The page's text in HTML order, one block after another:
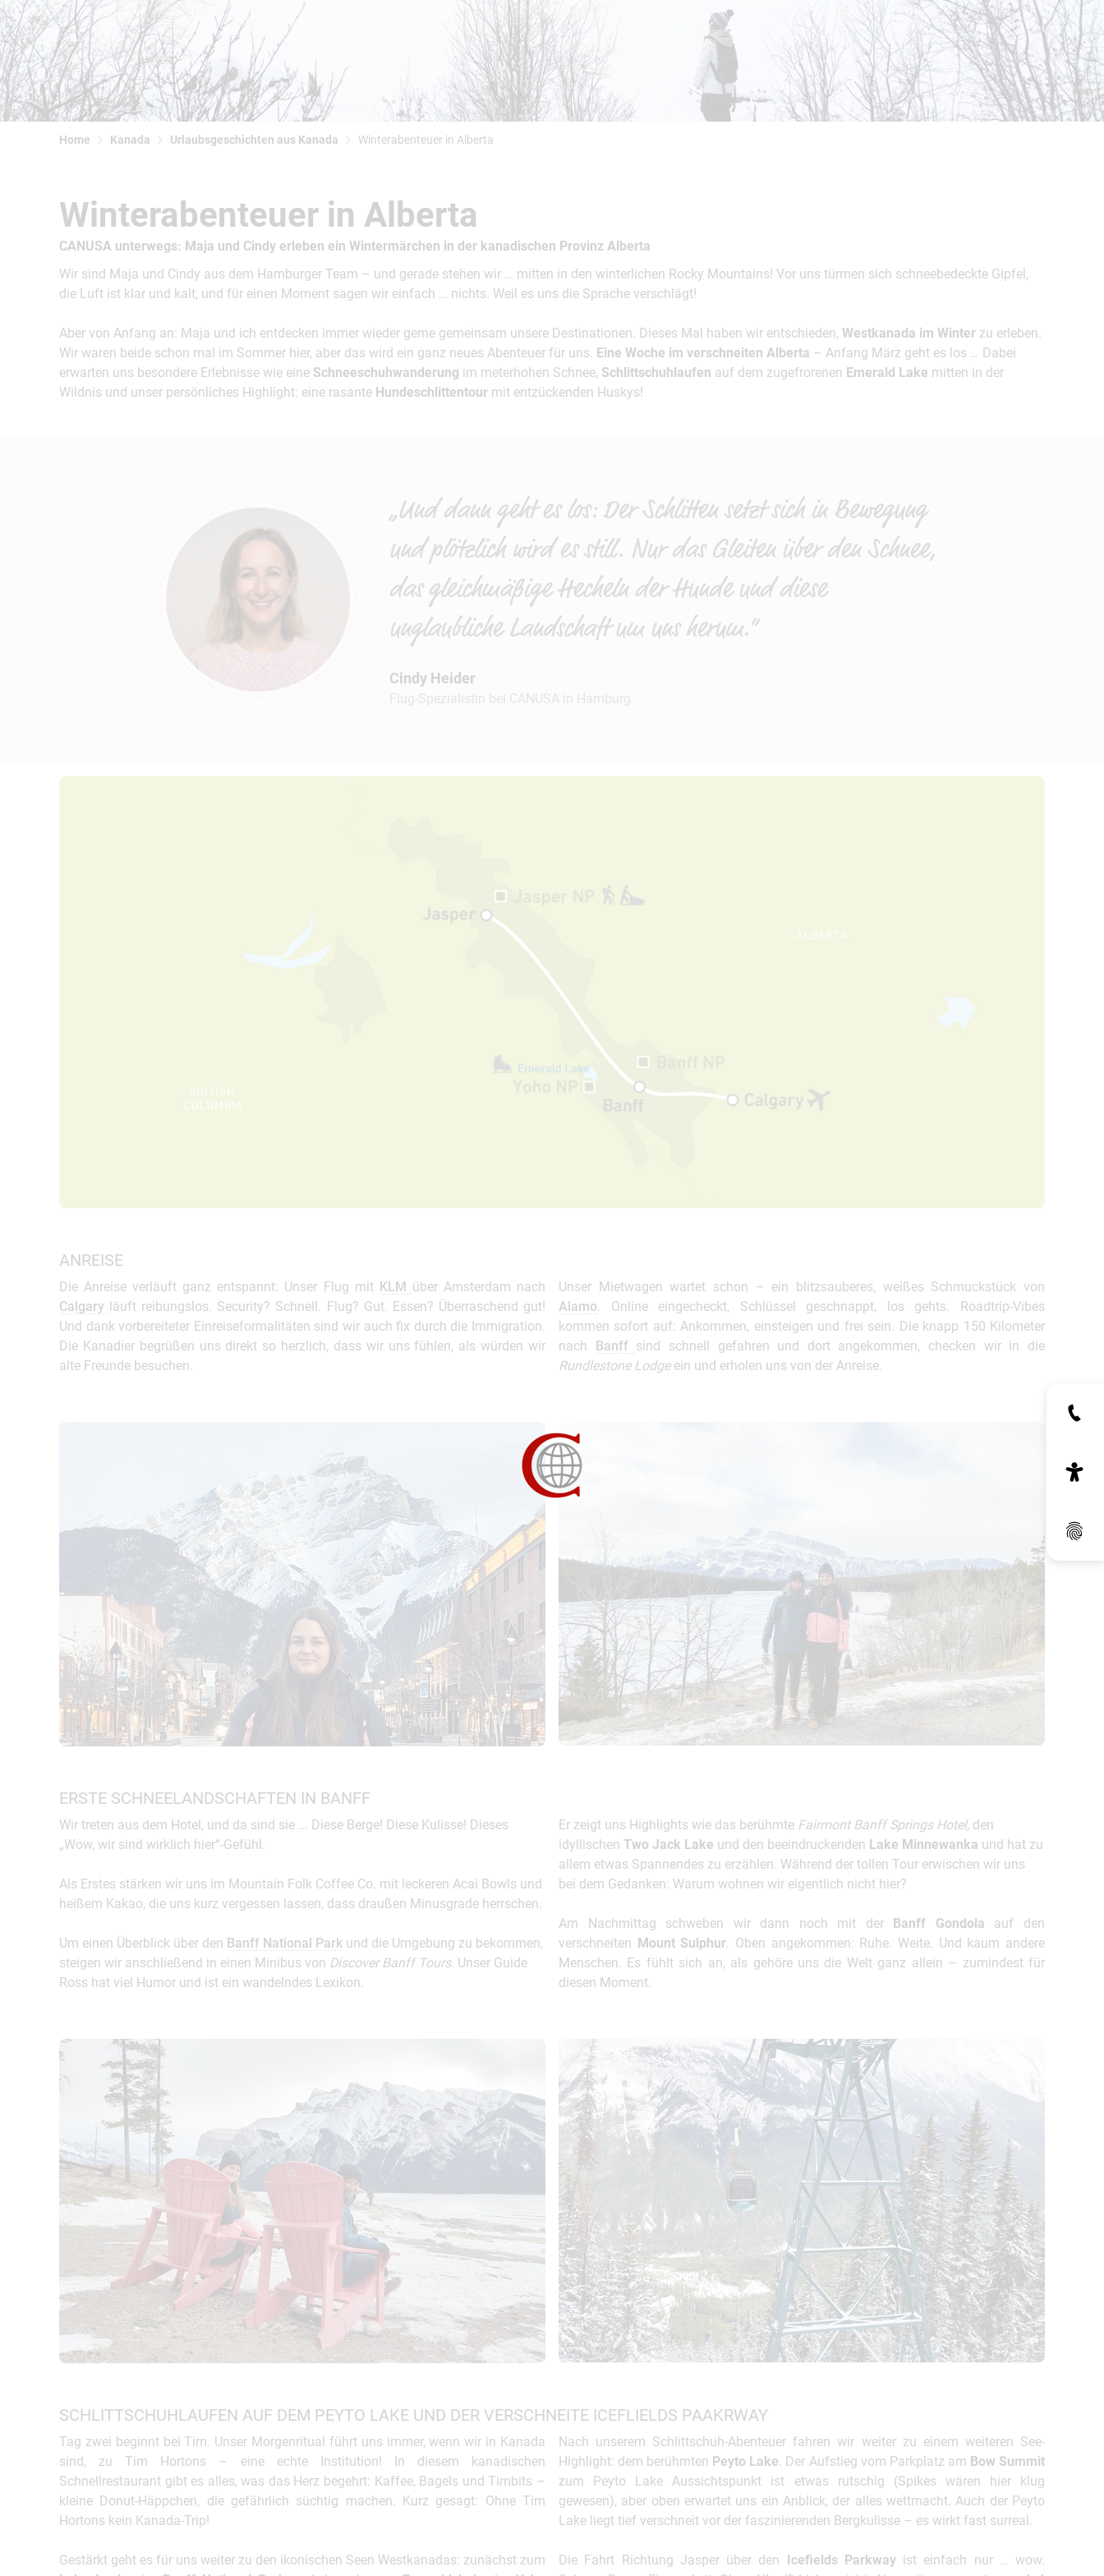
Hawaii
© Shutterstock
Busreisen
© Chris Frey
Skireisen
Weitere Reisearten
© Shutterstock-06pho...
Weitere Leistungen
Routen­vorschläge
© Swissmediavision/ ...
CANUSA-Magazin
Insidertipps
Reisebüro-Service
Über uns
News
Häufig gestellte Fragen
Home Kanada Urlaubsgeschichten aus Kanada Winterabenteuer in Alberta
Winterabenteuer in Alberta
CANUSA unterwegs: Maja und Cindy erleben ein Wintermärchen in der kanadischen Provinz Alberta
Wir sind Maja und Cindy aus dem Hamburger Team – und gerade stehen wir … mitten in den winterlichen Rocky Mountains! Vor uns türmen sich schneebedeckte Gipfel,
die Luft ist klar und kalt, und für einen Moment sagen wir einfach … nichts. Weil es uns die Sprache verschlägt!
Aber von Anfang an: Maja und ich entdecken immer wieder gerne gemeinsam unsere Destinationen. Dieses Mal haben wir entschieden, Westkanada im Winter zu erleben.
Wir waren beide schon mal im Sommer hier, aber das wird ein ganz neues Abenteuer für uns. Eine Woche im verschneiten Alberta – Anfang März geht es los … Dabei
erwarten uns besondere Erlebnisse wie eine Schneeschuhwanderung im meterhohen Schnee, Schlittschuhlaufen auf dem zugefrorenen Emerald Lake mitten in der
Wildnis und unser persönliches Highlight: eine rasante Hundeschlittentour mit entzückenden Huskys!
„Und dann geht es los: Der Schlitten setzt sich in Bewegung
und plötzlich wird es still. Nur das Gleiten über den Schnee,
das gleichmäßige Hecheln der Hunde und diese
unglaubliche Landschaft um uns herum.“
Cindy Heider
Flug-Spezialistin bei CANUSA in Hamburg
ANREISE
Die Anreise verläuft ganz entspannt: Unser Flug mit KLM über Amsterdam nach
Calgary läuft reibungslos. Security? Schnell. Flug? Gut. Essen? Überraschend gut!
Und dank vorbereiteter Einreiseformalitäten sind wir auch fix durch die Immigration.
Die Kanadier begrüßen uns direkt so herzlich, dass wir uns fühlen, als würden wir
alte Freunde besuchen.
Unser Mietwagen wartet schon – ein blitzsauberes, weißes Schmuckstück von
Alamo . Online eingecheckt, Schlüssel geschnappt, los gehts. Roadtrip-Vibes
kommen sofort auf: Ankommen, einsteigen und frei sein. Die knapp 150 Kilometer
nach Banff sind schnell gefahren und dort angekommen, checken wir in die
Rundlestone Lodgeein und erholen uns von der Anreise.
ERSTE SCHNEELANDSCHAFTEN IN BANFF
Wir treten aus dem Hotel, und da sind sie ... Diese Berge! Diese Kulisse! Dieses
„Wow, wir sind wirklich hier“-Gefühl.
Als Erstes stärken wir uns im Mountain Folk Coffee Co. mit leckeren Acai Bowls und
heißem Kakao, die uns kurz vergessen lassen, dass draußen Minusgrade herrschen.
Um einen Überblick über den Banff National Park und die Umgebung zu bekommen,
steigen wir anschließend in einen Minibus von Discover Banff Tours. Unser Guide
Ross hat viel Humor und ist ein wandelndes Lexikon.
Er zeigt uns Highlights wie das berühmte Fairmont Banff Springs Hotel, den
idyllischen Two Jack Lake und den beeindruckenden Lake Minnewanka und hat zu
allem etwas Spannendes zu erzählen. Während der tollen Tour erwischen wir uns
bei dem Gedanken: Warum wohnen wir eigentlich nicht hier?
Am Nachmittag schweben wir dann noch mit der Banff Gondola auf den
verschneiten Mount Sulphur . Oben angekommen: Ruhe. Weite. Und kaum andere
Menschen. Es fühlt sich an, als gehöre uns die Welt ganz allein – zumindest für
diesen Moment.
SCHLITTSCHUHLAUFEN AUF DEM PEYTO LAKE UND DER VERSCHNEITE ICEFLIELDS PAAKRWAY
Tag zwei beginnt bei Tim. Unser Morgenritual führt uns immer, wenn wir in Kanada
sind, zu Tim Hortons – eine echte Institution! In diesem kanadischen
Schnellrestaurant gibt es alles, was das Herz begehrt: Kaffee, Bagels und Timbits –
kleine Donut-Häppchen, die gefährlich süchtig machen. Kurz gesagt: Ohne Tim
Hortons kein Kanada-Trip!
Gestärkt geht es für uns weiter zu den ikonischen Seen Westkanadas: zunächst zum
Nach unserem Schlittschuh-Abenteuer fahren wir weiter zu einem weiteren See-
Highlight: dem berühmten Peyto Lake . Der Aufstieg vom Parkplatz am Bow Summit
zum Peyto Lake Aussichtspunkt ist etwas rutschig (Spikes wären hier klug
gewesen), aber oben erwartet uns ein Anblick, der alles wettmacht. Auch der Peyto
Lake liegt tief verschneit vor der faszinierenden Bergkulisse – es wirkt fast surreal.
Die Fahrt Richtung Jasper über den Icefields Parkwayist einfach nur … wow.